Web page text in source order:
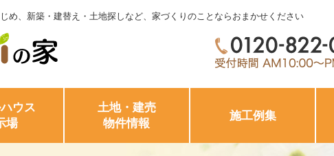
め、新築・建替え・土地探しなど、家づくりのことならおまかせください
ウス
場
土地・建売
物件情報
施工例集